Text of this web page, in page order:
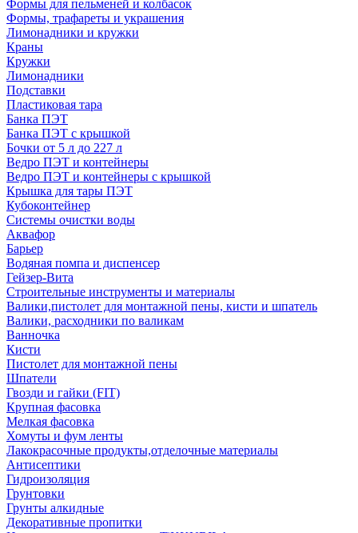
Формы для пельменей и колбасок
Формы, трафареты и украшения
Лимонадники и кружки
Краны
Кружки
Лимонадники
Подставки
Пластиковая тара
Банка ПЭТ
Банка ПЭТ с крышкой
Бочки от 5 л до 227 л
Ведро ПЭТ и контейнеры
Ведро ПЭТ и контейнеры с крышкой
Крышка для тары ПЭТ
Кубоконтейнер
Системы очистки воды
Аквафор
Барьер
Водяная помпа и диспенсер
Гейзер-Вита
Строительные инструменты и материалы
Валики,пистолет для монтажной пены, кисти и шпатель
Валики, расходники по валикам
Ванночка
Кисти
Пистолет для монтажной пены
Шпатели
Гвозди и гайки (FIT)
Крупная фасовка
Мелкая фасовка
Хомуты и фум ленты
Лакокрасочные продукты,отделочные материалы
Антисептики
Гидроизоляция
Грунтовки
Грунты алкидные
Декоративные пропитки